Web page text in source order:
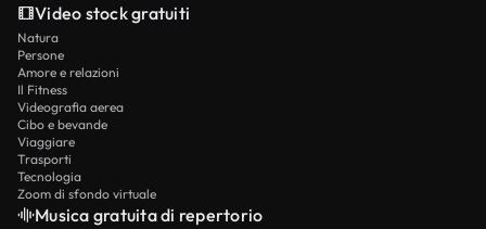
Video stock gratuiti
Natura
Persone
Amore e relazioni
Il Fitness
Videografia aerea
Cibo e bevande
Viaggiare
Trasporti
Tecnologia
Zoom di sfondo virtuale
Musica gratuita di repertorio